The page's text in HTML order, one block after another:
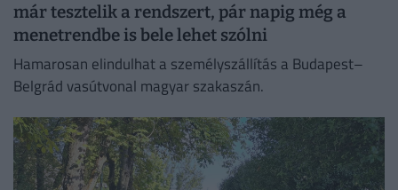
már tesztelik a rendszert, pár napig még a
menetrendbe is bele lehet szólni
Hamarosan elindulhat a személyszállítás a Budapest–
Belgrád vasútvonal magyar szakaszán.